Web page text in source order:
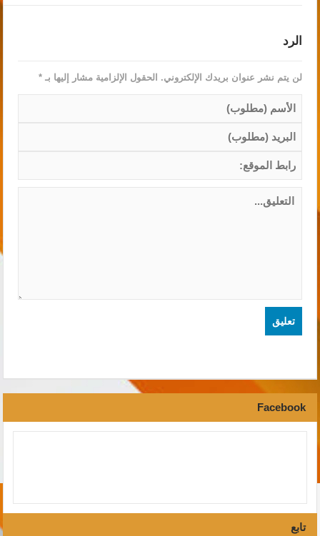
الرد
لن يتم نشر عنوان بريدك الإلكتروني. الحقول الإلزامية مشار إليها بـ*
Facebook
تابع